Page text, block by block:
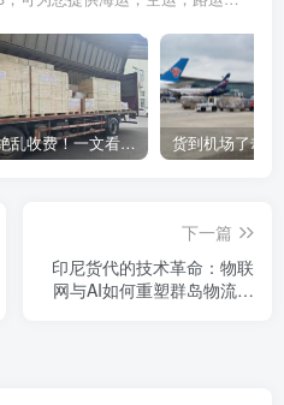
拒绝乱收费！一文看懂中国货代计费套路，教你避开所有隐形坑
下一篇
印尼货代的技术革命：物联
网与AI如何重塑群岛物流效